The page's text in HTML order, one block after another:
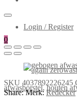
Login / Register
0
SKU 4037892226245
afwasborstel,houten
Share: Merk: Redecker